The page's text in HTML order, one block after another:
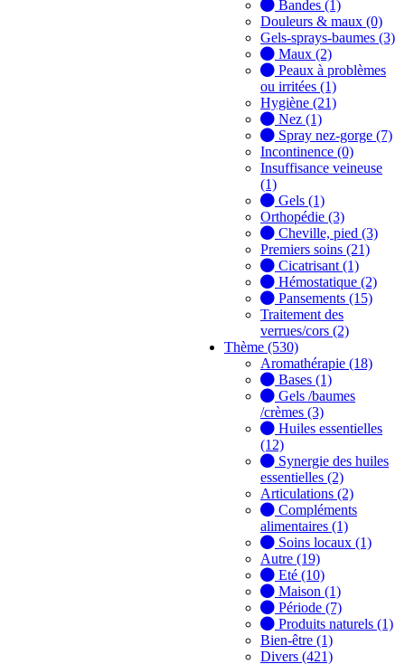
Bandes (1)
Douleurs & maux (0)
Gels-sprays-baumes (3)
Maux (2)
Peaux à problèmes
ou irritées (1)
Hygiène (21)
Nez (1)
Spray nez-gorge (7)
Incontinence (0)
Insuffisance veineuse
(1)
Gels (1)
Orthopédie (3)
Cheville, pied (3)
Premiers soins (21)
Cicatrisant (1)
Hémostatique (2)
Pansements (15)
Traitement des
verrues/cors (2)
Thème (530)
Aromathérapie (18)
Bases (1)
Gels /baumes
/crèmes (3)
Huiles essentielles
(12)
Synergie des huiles
essentielles (2)
Articulations (2)
Compléments
alimentaires (1)
Soins locaux (1)
Autre (19)
Eté (10)
Maison (1)
Période (7)
Produits naturels (1)
Bien-être (1)
Divers (421)